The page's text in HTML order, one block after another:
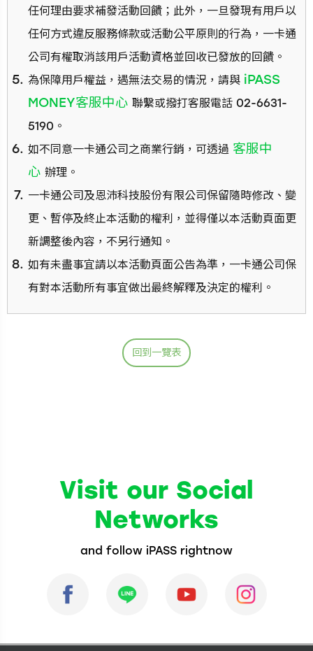
任何理由要求補發活動回饋；此外，一旦發現有用戶以
任何方式違反服務條款或活動公平原則的行為，一卡通
公司有權取消該用戶活動資格並回收已發放的回饋。
為保障用戶權益，遇無法交易的情況，請與 iPASS
MONEY客服中心 聯繫或撥打客服電話 02-6631-
5190。
如不同意一卡通公司之商業行銷，可透過 客服中
心 辦理。
一卡通公司及恩沛科技股份有限公司保留隨時修改、變
更、暫停及終止本活動的權利，並得僅以本活動頁面更
新調整後內容，不另行通知。
如有未盡事宜請以本活動頁面公告為準，一卡通公司保
有對本活動所有事宜做出最終解釋及決定的權利。
回到一覽表
Visit our Social
Networks
and follow iPASS rightnow